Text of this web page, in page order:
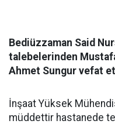
Bediüzzaman Said
talebelerinden
Ahmet Sungur vefat
İnşaat Yüksek
müddettir hastanede